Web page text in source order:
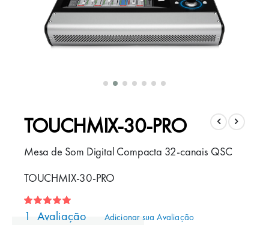
TOUCHMIX-30-PRO
Mesa de Som Digital Compacta 32-canais QSC
TOUCHMIX-30-PRO
Classificação:
100
% of 100
1 Avaliação Adicionar sua Avaliação
Galeria
para
o
início
Galeria
de
imagens